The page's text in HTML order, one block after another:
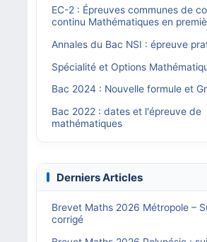
EC-2 : Épreuves communes de
continu Mathématiques en
Annales du Bac NSI : épreuve
Spécialité et Options
Bac 2024 : Nouvelle formule et
Bac 2022 : dates et l'épreuve de
mathématiques
Derniers Articles
Brevet Maths 2026 Métropole –
corrigé